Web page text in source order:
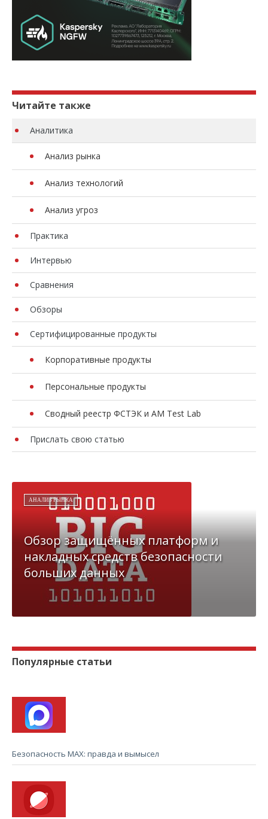
Читайте также
Аналитика
Анализ рынка
Анализ технологий
Анализ угроз
Практика
Интервью
Сравнения
Обзоры
Сертифицированные продукты
Корпоративные продукты
Персональные продукты
Сводный реестр ФСТЭК и AM Test Lab
Прислать свою статью
АНАЛИЗ РЫНКА
Обзор защищённых платформ и
накладных средств безопасности
больших данных
Популярные статьи
Безопасность MAX: правда и вымысел